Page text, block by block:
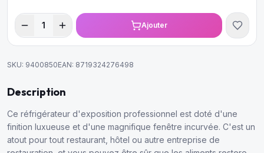
1 Ajouter
SKU: 9400850EAN: 8719324276498
Description
Ce réfrigérateur d'exposition professionnel est doté d'une
finition luxueuse et d'une magnifique fenêtre incurvée. C'est un
atout pour tout restaurant, hôtel ou autre entreprise de